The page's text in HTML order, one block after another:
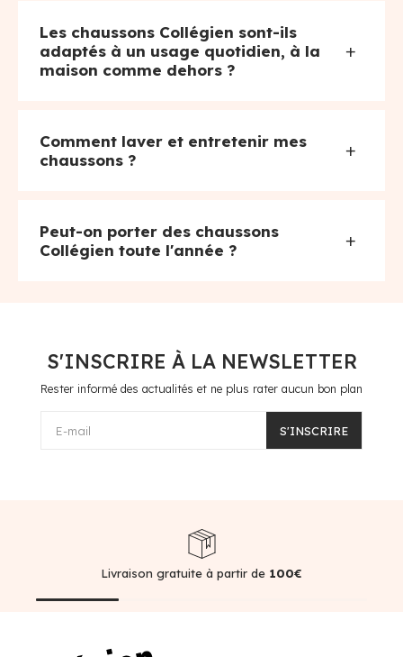
Les chaussons Collégien sont-ils
adaptés à un usage quotidien, à la
maison comme dehors ?
+
Comment laver et entretenir mes
chaussons ?
+
Peut-on porter des chaussons
Collégien toute l'année ?
+
S'INSCRIRE À LA NEWSLETTER
Rester informé des actualités et ne plus rater aucun bon plan
E-mail S'INSCRIRE
Livraison gratuite à partir de 100€